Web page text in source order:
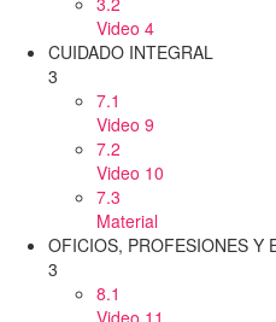
Video 4
CUIDADO INTEGRAL
3
7.1
Video 9
7.2
Video 10
7.3
Material
OFICIOS, PROFESIONES Y
3
8.1
Video 11